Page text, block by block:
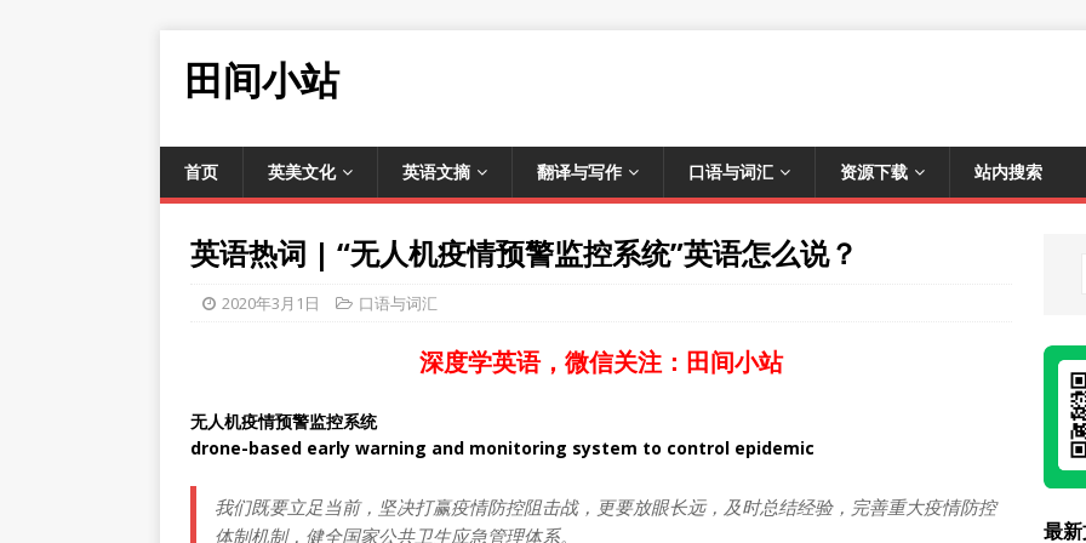
田间小站
首页 英美文化 英语文摘 翻译与写作 口语与词汇 资源下载 站内搜索
英语热词 | “无人机疫情预警监控系统”英语怎么说？
2020年3月1日 口语与词汇
深度学英语，微信关注：田间小站
无人机疫情预警监控系统
drone-based early warning and monitoring system to control epidemic
我们既要立足当前，坚决打赢疫情防控阻击战，更要放眼长远，及时总结经验，完善重大疫情防控
体制机制，健全国家公共卫生应急管理体系。
最